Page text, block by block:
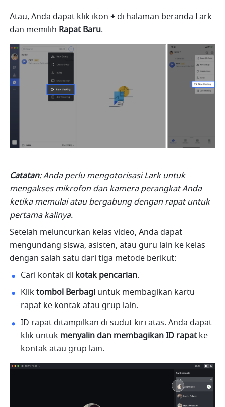
Atau, Anda dapat klik ikon + di halaman beranda Lark
dan memilih Rapat Baru.
Catatan: Anda perlu mengotorisasi Lark untuk
mengakses mikrofon dan kamera perangkat Anda
ketika memulai atau bergabung dengan rapat untuk
pertama kalinya.
Setelah meluncurkan kelas video, Anda dapat
mengundang siswa, asisten, atau guru lain ke kelas
dengan salah satu dari tiga metode berikut:
Cari kontak di kotak pencarian.
Klik tombol Berbagi untuk membagikan kartu
rapat ke kontak atau grup lain.
ID rapat ditampilkan di sudut kiri atas. Anda dapat
klik untuk menyalin dan membagikan ID rapat ke
kontak atau grup lain.